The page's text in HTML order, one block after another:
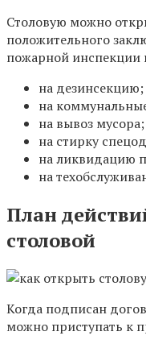
Столовую можно
положительного
пожарной инспекции
на дезинсекцию;
на
на вывоз мусора;
на стирку
на ликвидацию
на
План
столовой
Когда подписан
можно приступать к